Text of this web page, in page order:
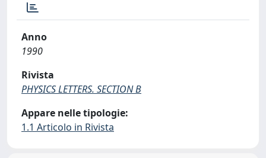
Anno
1990
Rivista
PHYSICS LETTERS. SECTION B
Appare nelle tipologie:
1.1 Articolo in Rivista